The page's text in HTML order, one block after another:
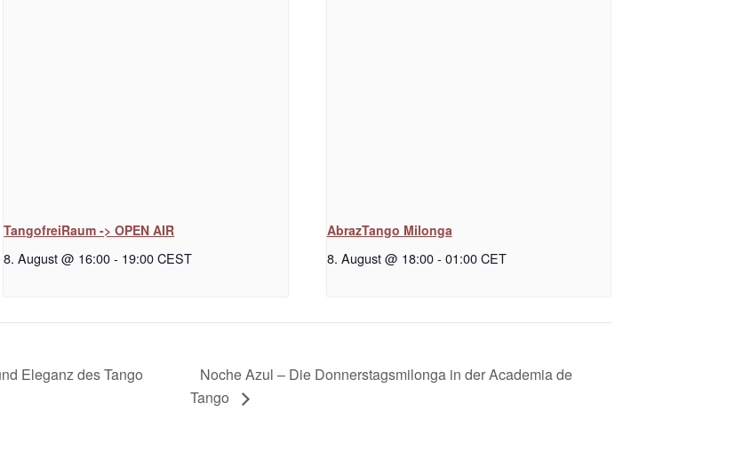
TangofreiRaum -> OPEN AIR
8. August @ 16:00 - 19:00 CEST
AbrazTango Milonga
8. August @ 18:00 - 01:00 CET
Eleganz des Tango
Noche Azul – Die Donnerstagsmilonga in der Academia de
Tango